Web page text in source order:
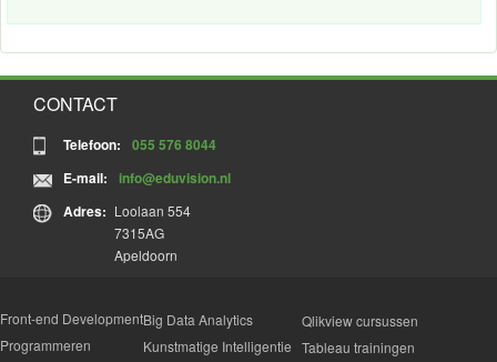
CONTACT
Telefoon:
055 576 8044
E-mail:
info@eduvision.nl
Adres: Loolaan 554
7315AG
Apeldoorn
Front-end Development
Programmeren
Big Data Analytics
Kunstmatige Intelligentie
Qlikview cursussen
Tableau trainingen